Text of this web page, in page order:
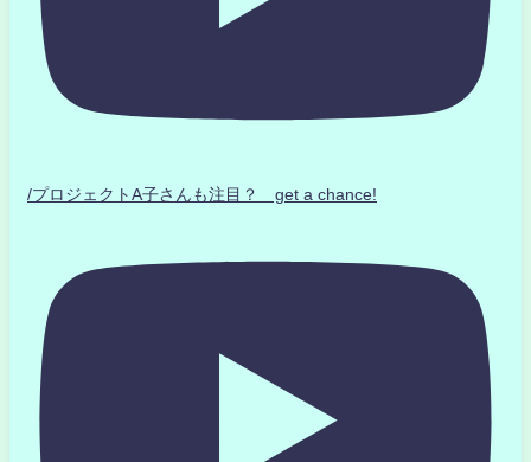
/プロジェクトA子さんも注目？ get a chance!